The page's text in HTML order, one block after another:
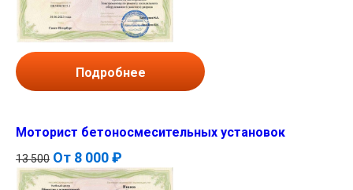
Подробнее
Моторист бетоносмесительных установок
13 500 От 8 000 ₽